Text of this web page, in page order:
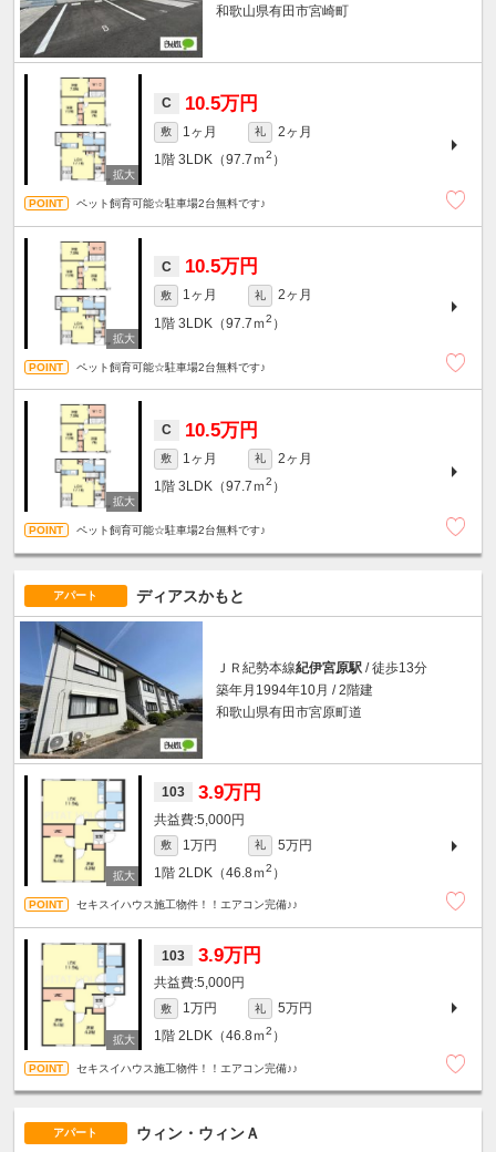
和歌山県有田市宮崎町
C 10.5万円
敷 1ヶ月 礼
2ヶ月
1階 3LDK（97.7ｍ2 ）
ペット飼育可能☆駐車場2台無料です♪
C 10.5万円
敷 1ヶ月 礼
2ヶ月
1階 3LDK（97.7ｍ2 ）
ペット飼育可能☆駐車場2台無料です♪
C 10.5万円
敷 1ヶ月 礼
2ヶ月
1階 3LDK（97.7ｍ2 ）
ペット飼育可能☆駐車場2台無料です♪
アパート ディアスかもと
ＪＲ紀勢本線紀伊宮原駅 / 徒歩13分
築年月1994年10月 / 2階建
和歌山県有田市宮原町道
103 3.9万円
5,000円
敷 1万円 礼
5万円
1階 2LDK（46.8ｍ2 ）
セキスイハウス施工物件！！エアコン完備♪♪
103 3.9万円
5,000円
敷 1万円 礼
5万円
1階 2LDK（46.8ｍ2 ）
セキスイハウス施工物件！！エアコン完備♪♪
アパート ウィン・ウィンＡ